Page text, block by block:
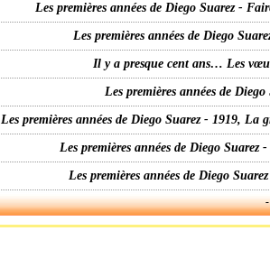
Les premières années de Diego Suarez -
Les premières années de Diego
Il y a presque cent ans… Les
Les premières années de
Les premières années de Diego Suarez - 1919,
Les premières années de Diego
Les premières années de Diego